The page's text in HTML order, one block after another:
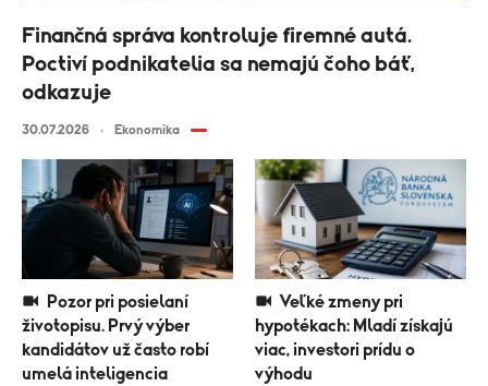
životopisu. Prvý výber
kandidátov už často robí
umelá inteligencia
hypotékach: Mladí získajú
viac, investori prídu o
výhodu
Finančná správa kontroluje firemné autá.
Poctiví podnikatelia sa nemajú čoho báť,
odkazuje
30.07.2026 Ekonomika